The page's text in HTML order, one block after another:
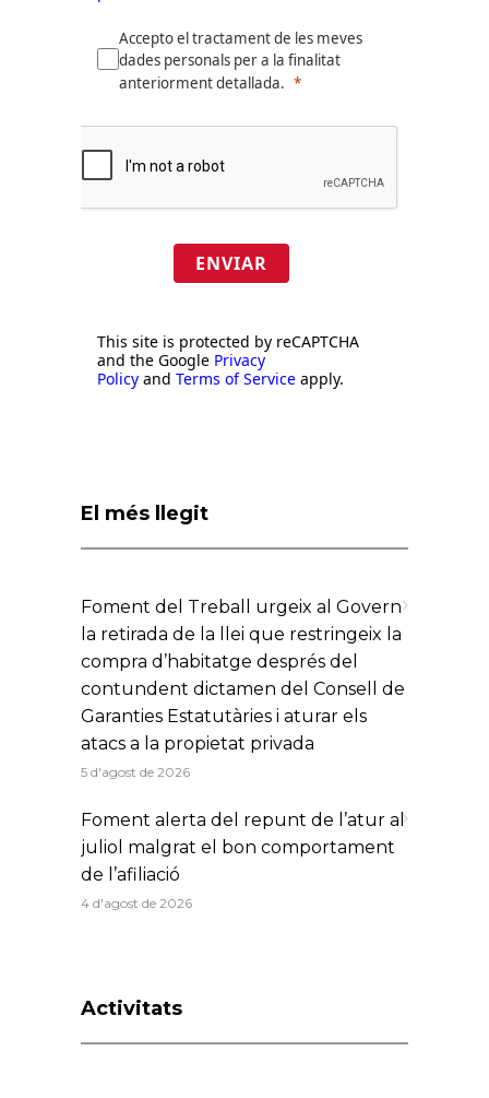
Accepto el tractament de les meves
dades personals per a la finalitat
anteriorment detallada.
ENVIAR
This site is protected by reCAPTCHA
and the Google Privacy
Policy and Terms of Service apply.
El més llegit
Foment del Treball urgeix al Govern
la retirada de la llei que restringeix la
compra d’habitatge després del
contundent dictamen del Consell de
Garanties Estatutàries i aturar els
atacs a la propietat privada
5 d'agost de 2026
Foment alerta del repunt de l’atur al
juliol malgrat el bon comportament
de l’afiliació
4 d'agost de 2026
Activitats